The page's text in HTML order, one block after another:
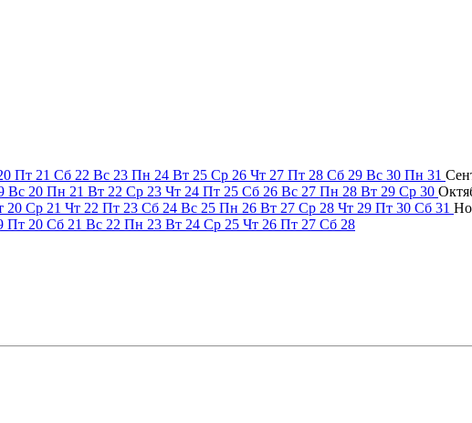
Пт 21 Сб 22 Вс 23 Пн 24 Вт 25 Ср 26 Чт 27 Пт 28 Сб 29 Вс 30 Пн 31
Вс 20 Пн 21 Вт 22 Ср 23 Чт 24 Пт 25 Сб 26 Вс 27 Пн 28 Вт 29 Ср 30
20 Ср 21 Чт 22 Пт 23 Сб 24 Вс 25 Пн 26 Вт 27 Ср 28 Чт 29 Пт 30 Сб 31
Пт 20 Сб 21 Вс 22 Пн 23 Вт 24 Ср 25 Чт 26 Пт 27 Сб 28